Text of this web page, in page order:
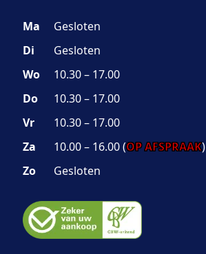
Ma
Gesloten
Di
Gesloten
Wo
10.30 – 17.00
Do
10.30 – 17.00
Vr
10.30 – 17.00
Za
10.00 – 16.00 (OP AFSPRAAK)
Zo
Gesloten